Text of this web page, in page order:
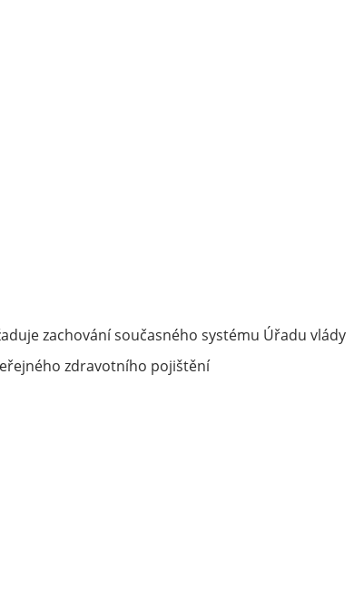
zachování současného systému Úřadu vlády
zdravotního pojištění